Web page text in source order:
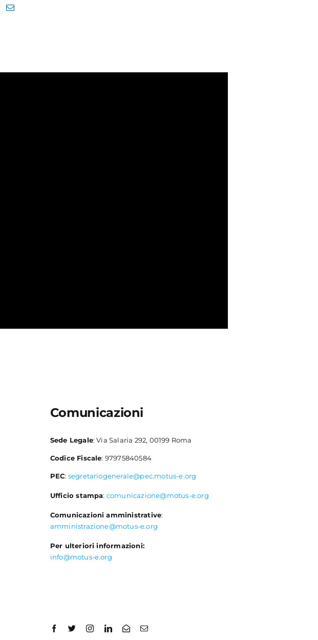
Comunicazioni
Sede Legale: Via Salaria 292, 00199 Roma
Codice Fiscale: 97975840584
PEC: segretariogenerale@pec.motus-e.org
Ufficio stampa: comunicazione@motus-e.org
Comunicazioni amministrative:
amministrazione@motus-e.org
Per ulteriori informazioni:
info@motus-e.org